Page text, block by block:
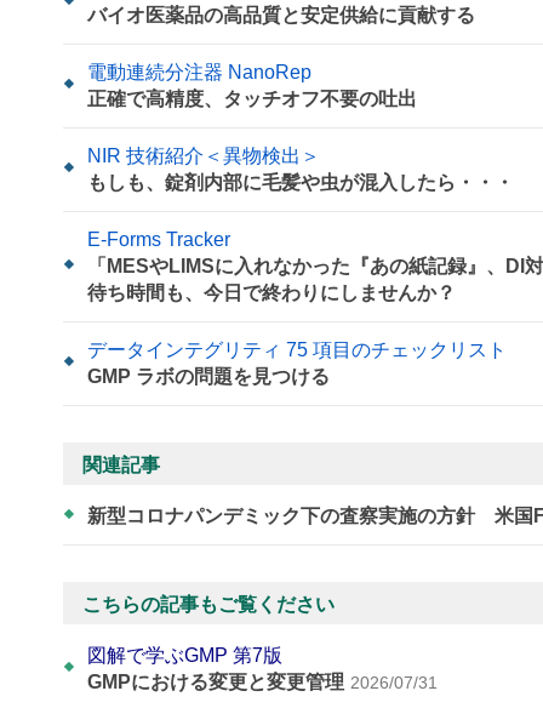
バイオ医薬品の高品質と安定供給に貢献する
電動連続分注器 NanoRep
正確で高精度、タッチオフ不要の吐出
NIR 技術紹介＜異物検出＞
もしも、錠剤内部に毛髪や虫が混入したら・・・
E-Forms Tracker
「MESやLIMSに入れなかった『あの紙記録』、
待ち時間も、今日で終わりにしませんか？
データインテグリティ 75 項目のチェックリスト
GMP ラボの問題を見つける
関連記事
新型コロナパンデミック下の査察実施の方針 米
こちらの記事もご覧ください
図解で学ぶGMP 第7版
GMPにおける変更と変更管理 2026/07/31